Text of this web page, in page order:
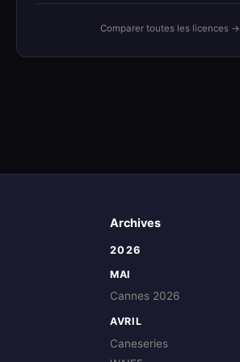
Comparer toutes les licences →
Archives
2026
MAI
Cannes 2026
AVRIL
Caneseries